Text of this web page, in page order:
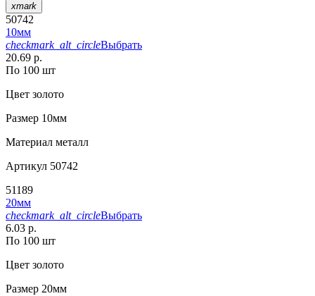
xmark
50742
10мм
checkmark_alt_circleВыбрать
20.69 р.
По 100 шт
Цвет золото
Размер 10мм
Материал металл
Артикул 50742
51189
20мм
checkmark_alt_circleВыбрать
6.03 р.
По 100 шт
Цвет золото
Размер 20мм